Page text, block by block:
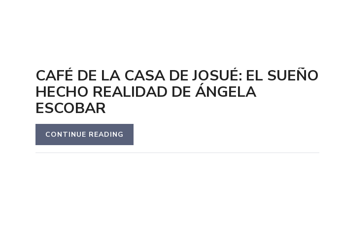
CAFÉ DE LA CASA DE JOSUÉ: EL SUEÑO
HECHO REALIDAD DE ÁNGELA
ESCOBAR
CONTINUE READING